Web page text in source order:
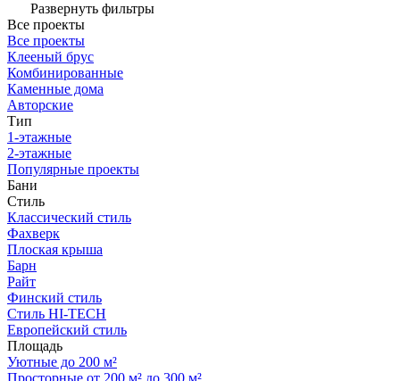
Развернуть фильтры
Все проекты
Все проекты
Клееный брус
Комбинированные
Каменные дома
Авторские
Тип
1-этажные
2-этажные
Популярные проекты
Бани
Стиль
Классический стиль
Фахверк
Плоская крыша
Барн
Райт
Финский стиль
Стиль HI-TECH
Европейский стиль
Площадь
Уютные до 200 м²